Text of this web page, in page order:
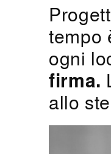
tempo
ogni
firma.
allo